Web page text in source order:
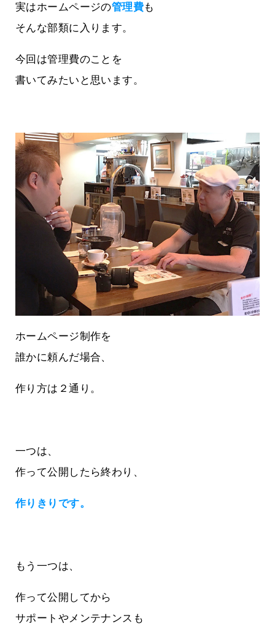
実はホームページの管理費も
そんな部類に入ります。
今回は管理費のことを
書いてみたいと思います。
ホームページ制作を
誰かに頼んだ場合、
作り方は２通り。
一つは、
作って公開したら終わり、
作りきりです。
もう一つは、
作って公開してから
サポートやメンテナンスも